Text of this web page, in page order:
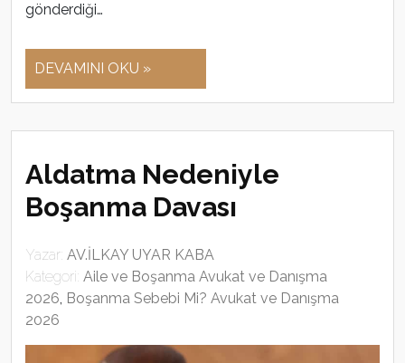
gönderdiği…
DEVAMINI OKU »
Aldatma Nedeniyle
Boşanma Davası
Yazar: AV.İLKAY UYAR KABA
Kategori: Aile ve Boşanma Avukat ve Danışma
2026, Boşanma Sebebi Mi? Avukat ve Danışma
2026